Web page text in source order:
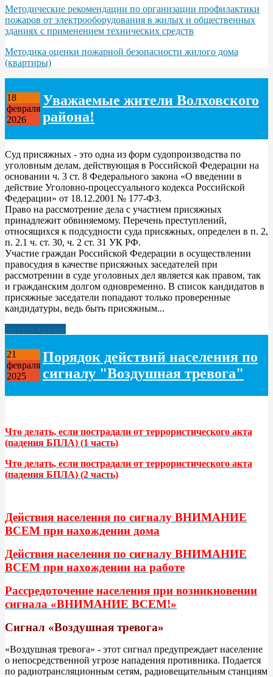
Методические рекомендации по организации профилактики
пожаров от электрооборудования в жилых и общественных
зданиях с применением технических средств
Методика оценки пожарной безопасности жилого дома
(квартиры)
18
февраля
2026
Уважаемые жители Волховского
района!
Суд присяжных - это одна из форм судопроизводства по
уголовным делам, действующая в Российской Федерации на
основании ч. 3 ст. 8 Федерального закона «О введении в
действие Уголовно-процессуального кодекса Российской
Федерации» от 18.12.2001 № 177-ФЗ.
Право на рассмотрение дела с участием присяжных
принадлежит обвиняемому. Перечень преступлений,
относящихся к подсудности суда присяжных, определен в п. 2,
п. 2.1 ч. ст. 30, ч. 2 ст. 31 УК РФ.
Участие граждан Российской Федерации в осуществлении
правосудия в качестве присяжных заседателей при
рассмотрении в суде уголовных дел является как правом, так
и гражданским долгом одновременно. В список кандидатов в
присяжные заседатели попадают только проверенные
кандидатуры, ведь быть присяжным...
Читать дальше
21
февраля
2025
Порядок действий населения по
сигналу "Воздушная тревога"
Что делать, если пострадали от террористического акта
(падения БПЛА) (1 часть)
Что делать, если пострадали от террористического акта
(падения БПЛА) (2 часть)
Действия населения по сигналу ВНИМАНИЕ
ВСЕМ при нахождении дома
Действия населения по сигналу ВНИМАНИЕ
ВСЕМ при нахождении на работе
Рассредоточение населения при возникновении
сигнала «ВНИМАНИЕ ВСЕМ!»
Сигнал «Воздушная тревога»
«Воздушная тревога» - этот сигнал предупреждает население
о непосредственной угрозе нападения противника. Подается
по радиотрансляционным сетям, радиовещательным станциям